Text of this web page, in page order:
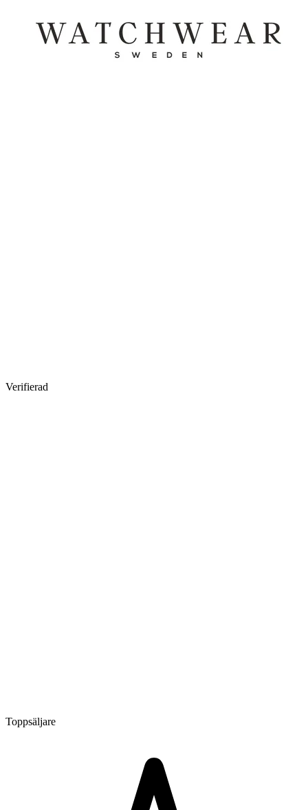
Verifierad
Toppsäljare